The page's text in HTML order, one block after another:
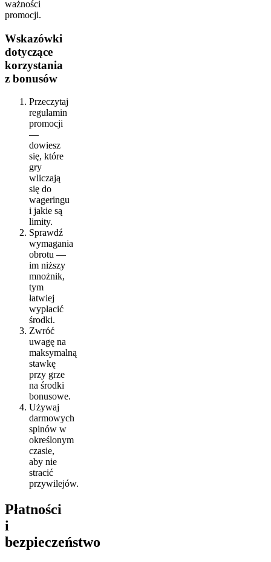
ważności
promocji.
Wskazówki
dotyczące
korzystania
z bonusów
Przeczytaj
regulamin
promocji
—
dowiesz
się, które
gry
wliczają
się do
wageringu
i jakie są
limity.
Sprawdź
wymagania
obrotu —
im niższy
mnożnik,
tym
łatwiej
wypłacić
środki.
Zwróć
uwagę na
maksymalną
stawkę
przy grze
na środki
bonusowe.
Używaj
darmowych
spinów w
określonym
czasie,
aby nie
stracić
przywilejów.
Płatności
i
bezpieczeństwo